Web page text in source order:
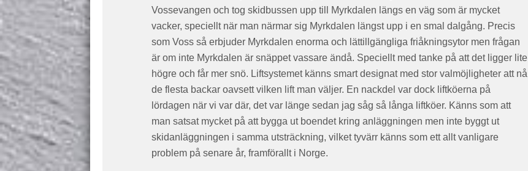
Vossevangen och tog skidbussen upp till Myrkdalen längs en väg som är mycket
vacker, speciellt när man närmar sig Myrkdalen längst upp i en smal dalgång. Precis
som Voss så erbjuder Myrkdalen enorma och lättillgängliga friåkningsytor men frågan
är om inte Myrkdalen är snäppet vassare ändå. Speciellt med tanke på att det ligger lite
högre och får mer snö. Liftsystemet känns smart designat med stor valmöjligheter att nå
de flesta backar oavsett vilken lift man väljer. En nackdel var dock liftköerna på
lördagen när vi var där, det var länge sedan jag såg så långa liftköer. Känns som att
man satsat mycket på att bygga ut boendet kring anläggningen men inte byggt ut
skidanläggningen i samma utsträckning, vilket tyvärr känns som ett allt vanligare
problem på senare år, framförallt i Norge.